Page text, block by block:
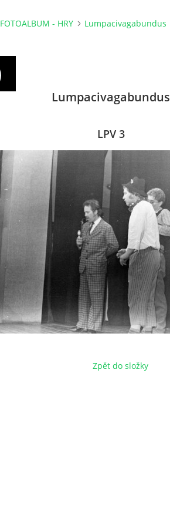
FOTOALBUM - HRY Lumpacivagabundus
Lumpacivagabundus
LPV 3
Zpět do složky